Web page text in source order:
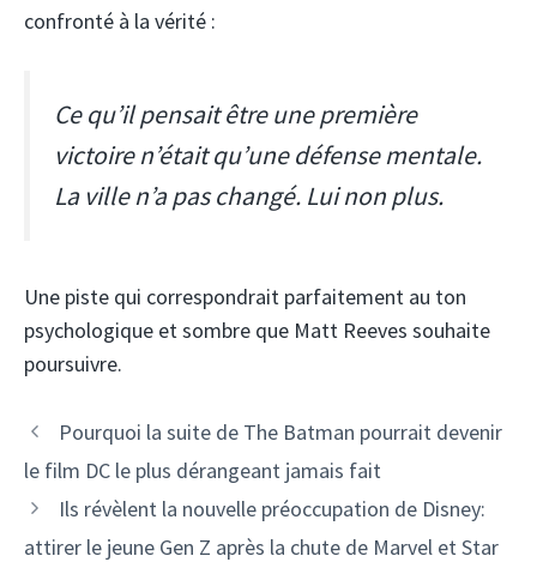
confronté à la vérité :
Ce qu’il pensait être une première
victoire n’était qu’une défense mentale.
La ville n’a pas changé. Lui non plus.
Une piste qui correspondrait parfaitement au ton
psychologique et sombre que Matt Reeves souhaite
poursuivre.
Pourquoi la suite de The Batman pourrait devenir
le film DC le plus dérangeant jamais fait
Ils révèlent la nouvelle préoccupation de Disney:
attirer le jeune Gen Z après la chute de Marvel et Star